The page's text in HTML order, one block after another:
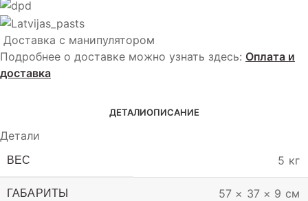
Доставка с манипулятором
Подробнее о доставке можно узнать здесь: Оплата и
доставка
ДЕТАЛИОПИСАНИЕ
Детали
ВЕС 5 кг
ГАБАРИТЫ 57 × 37 × 9 см